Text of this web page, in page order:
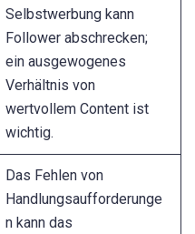
Selbstwerbung kann
Follower abschrecken;
ein ausgewogenes
Verhältnis von
wertvollem Content ist
wichtig.
Das Fehlen von
Handlungsaufforderunge
n kann das